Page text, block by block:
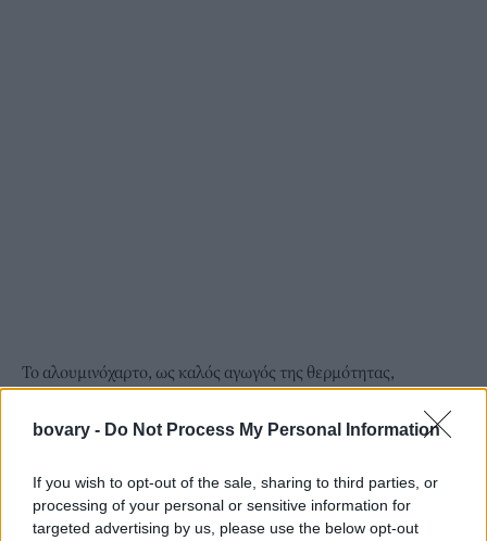
bovary - Do Not Process My Personal Information
If you wish to opt-out of the sale, sharing to third parties, or
processing of your personal or sensitive information for
targeted advertising by us, please use the below opt-out
Το αλουμινόχαρτο, ως καλός αγωγός της θερμότητας,
είναι να ακολουθηθούν μερικά απλά βήματα:
Τοποθετήστε τα πάνω στους παγωμένους τοίχους της
κατάψυξης.